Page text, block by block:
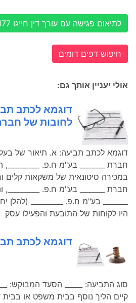
לתיאום פגישה עם עורך דין חייגו 077-4008177
חיפוש דפים דומים
אולי יעניין אותך גם:
דוגמא לכתב
לחובות של
חברת _______ בע"מ ח.פ.
_______ בע"מ ח.פ. _________ (להלן
היו לקוחות של התובעת והפעילו עסק
דוגמא לכתב
קיים הליך נוסף בבית משפט או